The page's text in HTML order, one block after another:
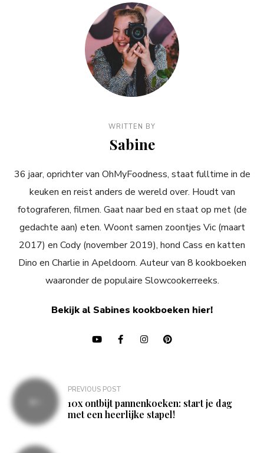
WRITTEN BY
Sabine
36 jaar, oprichter van OhMyFoodness, staat fulltime in de
keuken en reist anders de wereld over. Houdt van
fotograferen, filmen. Gaat naar bed en staat op met (de
gedachte aan) eten. Woont samen zoontjes Vic (maart
2017) en Cody (november 2019), hond Cass en katten
Dino en Charlie in Apeldoorn. Auteur van 8 kookboeken
waaronder de populaire Slowcookerreeks.
Bekijk al Sabines kookboeken hier!
Bericht
navigatie
PREVIOUS POST
10x ontbijt pannenkoeken: start je dag
met een heerlijke stapel!